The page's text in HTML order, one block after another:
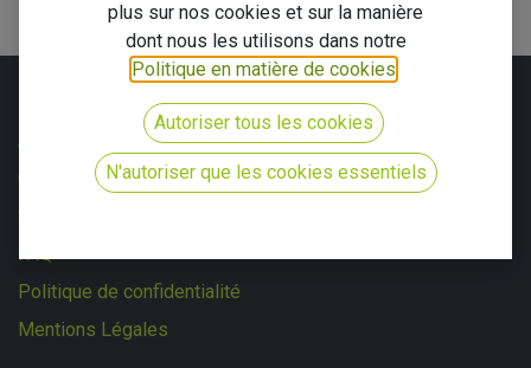
LIENS UTILES
Accueil
Carte CAPL
FAQ
Politique de confidentialité
Mentions Légales
plus sur nos cookies et sur la manière
dont nous les utilisons dans notre
Politique en matière de cookies
Autoriser tous les cookies
N'autoriser que les cookies essentiels